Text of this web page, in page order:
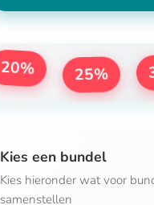
20% 25%
Kies een bundel
Kies hieronder wat voor
samenstellen